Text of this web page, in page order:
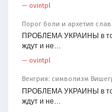
— ovintpl
Порог боли и архетип
ПРОБЛЕМА УКРАИНЫ в
ждут и не…
— ovintpl
Венгрия: символизм
ПРОБЛЕМА УКРАИНЫ в
ждут и не…